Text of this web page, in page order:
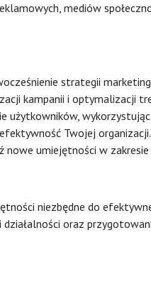
mediów
strategii
kampanii i optymalizacji
użytkowników,
Twojej organizacji.
nowe umiejętności w
niezbędne do
oraz